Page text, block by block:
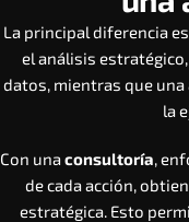
La principal diferencia
el análisis
datos, mientras que
la
Con una consultoría,
de cada acción,
estratégica. Esto